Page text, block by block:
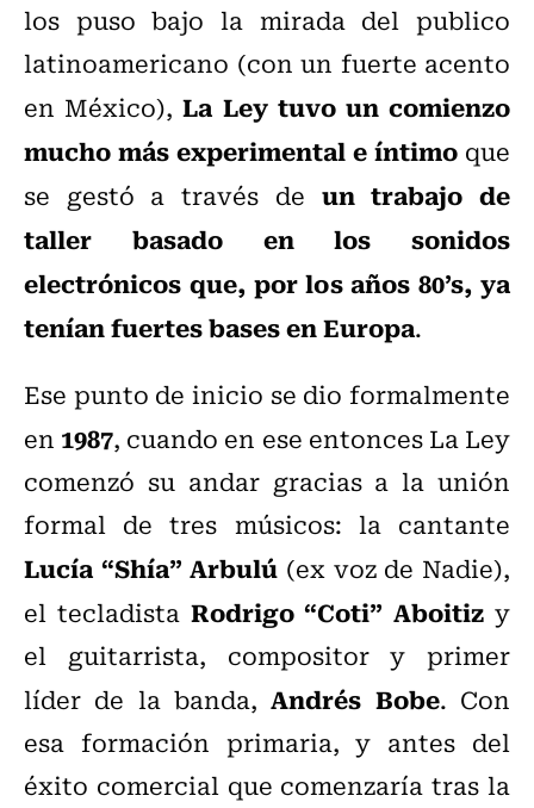
los puso bajo la mirada del publico
latinoamericano (con un fuerte acento
en México),La Ley tuvo un comienzo
mucho más experimental e íntimo que
se gestó a través de un trabajo de
taller basado en los sonidos
electrónicos que, por los años 80’s, ya
tenían fuertes bases en Europa.
Ese punto de inicio se dio formalmente
en 1987, cuando en ese entonces La Ley
comenzó su andar gracias a la unión
formal de tres músicos: la cantante
Lucía “Shía” Arbulú (ex voz de Nadie),
el tecladista Rodrigo “Coti” Aboitiz y
el guitarrista, compositor y primer
líder de la banda,Andrés Bobe. Con
esa formación primaria, y antes del
éxito comercial que comenzaría tras la